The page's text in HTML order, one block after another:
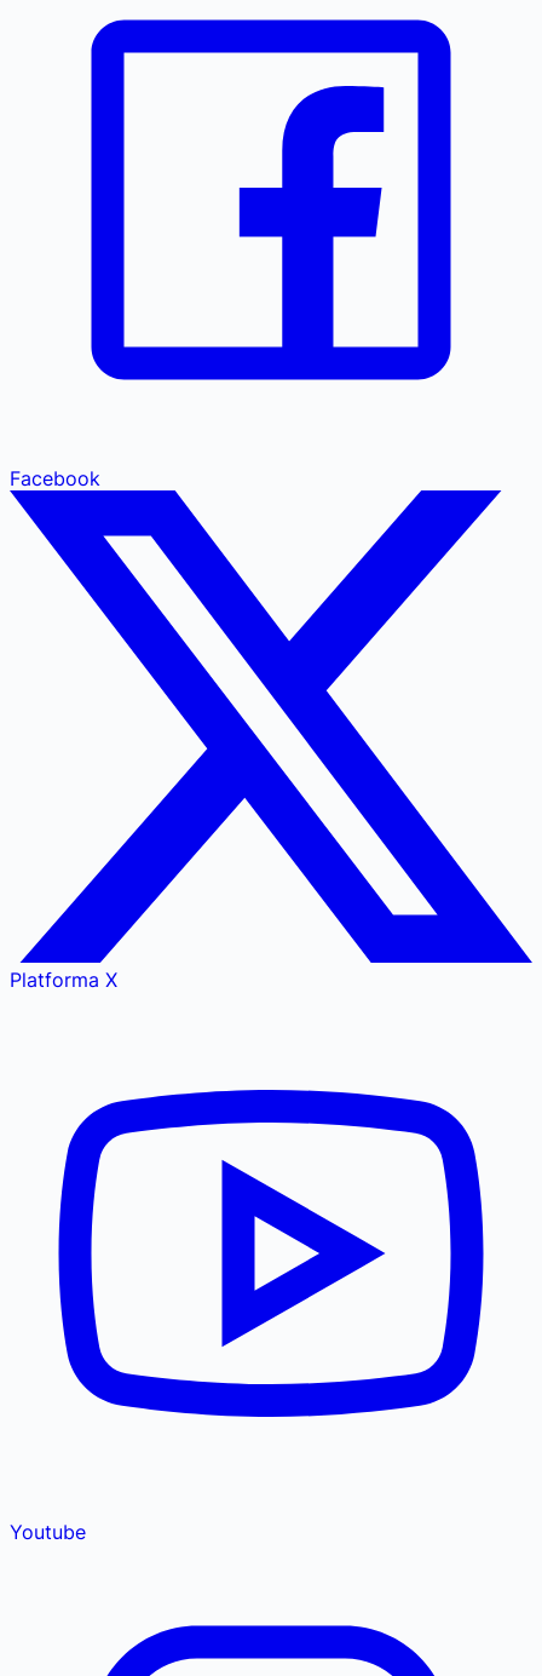
Facebook
Platforma X
Youtube